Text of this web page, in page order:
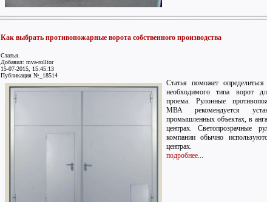
Как выбрать противопожарные ворота собственного производства
Статья.
Добавил: mva-rolltor
15-07-2015, 15:45:13
Публикация №_18514
Статья поможет
необходимого типа ворот
проема. Рулонные
МВА рекомендуется
промышленных объектах, в
центрах. Светопрозрачные
компании обычно
центрах.
подробнее...